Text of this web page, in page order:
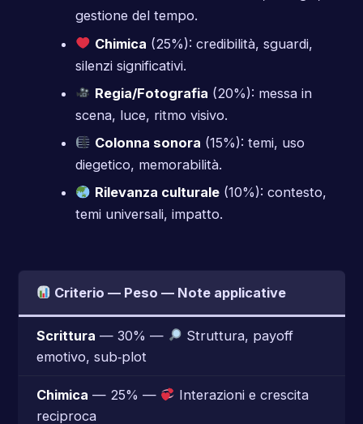
gestione del tempo.
Chimica (25%): credibilità, sguardi,
silenzi significativi.
Regia/Fotografia (20%): messa in
scena, luce, ritmo visivo.
Colonna sonora (15%): temi, uso
diegetico, memorabilità.
Rilevanza culturale(10%): contesto,
temi universali, impatto.
Criterio — Peso — Note applicative
Scrittura — 30% —
Struttura, payoff
emotivo, sub‑plot
Chimica — 25% —
Interazioni e crescita
reciproca